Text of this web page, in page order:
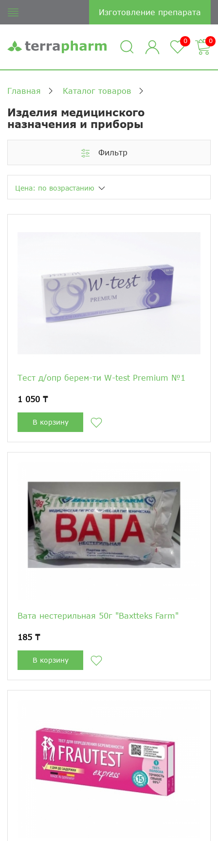
Изготовление препарата
0 0
Главная Каталог товаров
Изделия медицинского
назначения и приборы
Фильтр
Цена: по возрастанию
Тест д/опр берем-ти W-test Premium №1
1 050 ₸
В корзину
Вата нестерильная 50г "Baxtteks Farm"
185 ₸
В корзину